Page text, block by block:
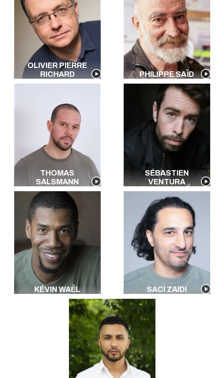
OLIVIER PIERRE
RICHARD
PHILIPPE SAÏD
THOMAS
SALSMANN
SÉBASTIEN
VENTURA
KÉVIN WAËL SACI ZAIDI